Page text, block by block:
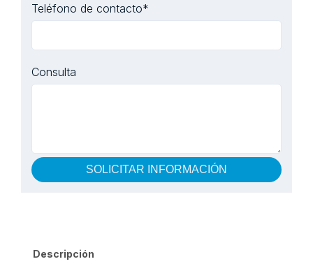
Teléfono de contacto*
Consulta
SOLICITAR INFORMACIÓN
Descripción